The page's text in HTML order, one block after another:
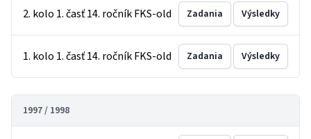
2. kolo 1. časť 14. ročník FKS-old Zadania Výsledky
1. kolo 1. časť 14. ročník FKS-old Zadania Výsledky
1997 / 1998